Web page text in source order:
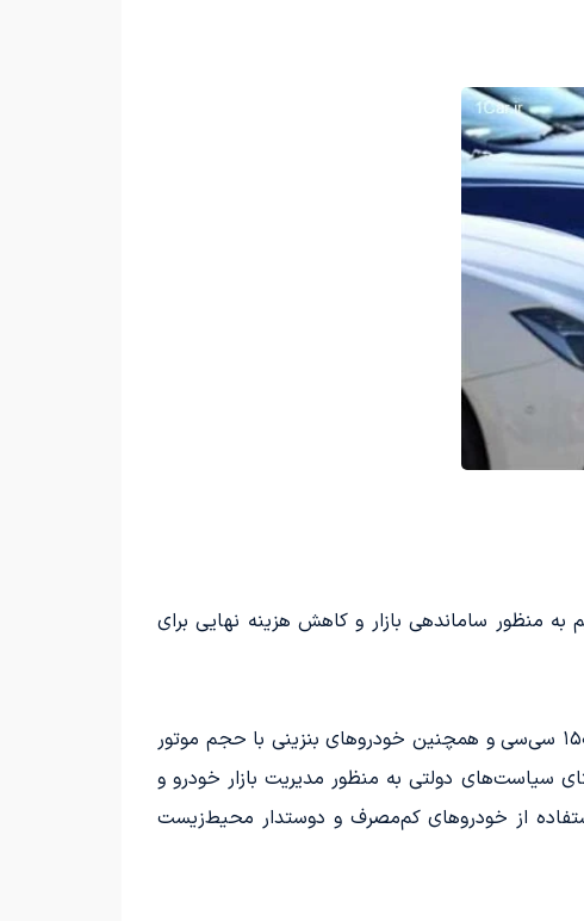
تصمیم به منظور ساماندهی بازار و کاهش هزینه نهایی برای
طبق مفاد این لایحه، تعرفه گمرکی برای خودروهای وارداتی هیبریدی، خودروهای بنزینی با حجم موتور کمتر از ۱۵۰۰ سی‌سی و همچنین خودروهای بنزینی با حجم موتور
سیاست‌های دولتی به منظور مدیریت بازار خودرو و
از خودروهای کم‌مصرف و دوستدار محیط‌زیست